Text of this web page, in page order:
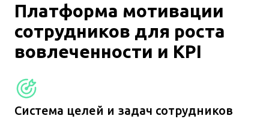
Платформа мотивации
сотрудников для роста
вовлеченности и KPI
Система целей и задач сотрудников